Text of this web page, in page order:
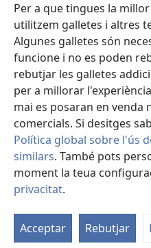
Per a que tingues la
utilitzem galletes i altres
Algunes galletes són
funcione i no es poden
rebutjar les galletes
per a millorar
mai es posaran en
comercials. Si desitges
Política global sobre l'ús
similars. També pots
moment la teua
privacitat.
Acceptar Rebutjar
(obri
en
una
finestra
nova)
BIBLIOTECA EN LÍNIA
(obri
en
una
finestra
nova)
JW Hub
(obri
en
una
finestra
nova)
®
Copyright© 2026 Watch Tower
CONDICIONS D'ÚS